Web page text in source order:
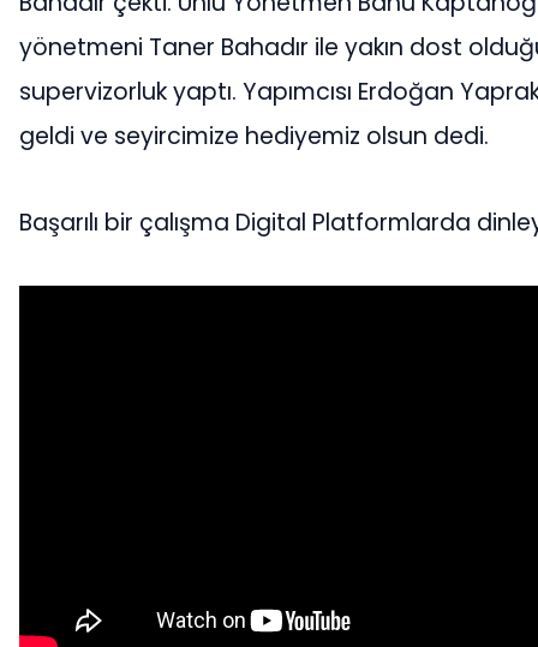
yönetmeni Taner Bahadır ile yakın dost
supervizorluk yaptı. Yapımcısı Erdoğan
geldi ve seyircimize hediyemiz olsun dedi.
Başarılı bir çalışma Digital Platformlarda